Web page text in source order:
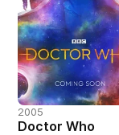
2005
Doctor Who